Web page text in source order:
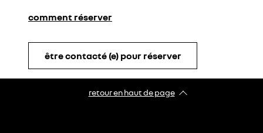
comment réserver
être contacté (e) pour réserver
retour en haut de page​